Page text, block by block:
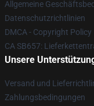
Allgemeine
Datenschutzrichtlinien
DMCA - Copyright Policy
CA SB657:
Unsere
Versand und
Zahlungsbedingungen